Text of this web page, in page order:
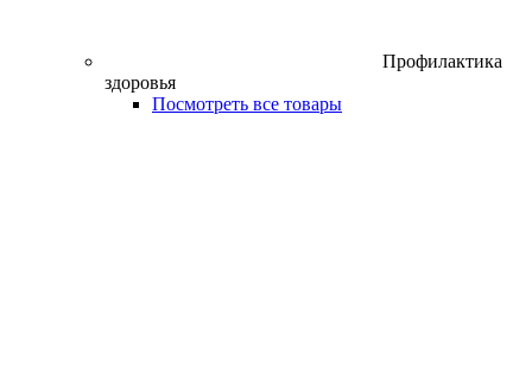
Профилактика
здоровья
Посмотреть все товары